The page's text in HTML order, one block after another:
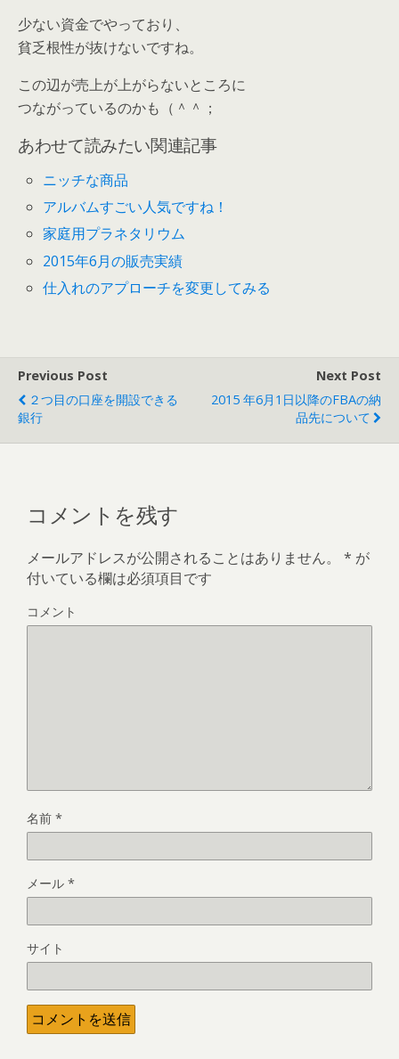
少ない資金でやっており、
貧乏根性が抜けないですね。
この辺が売上が上がらないところに
つながっているのかも（＾＾；
あわせて読みたい関連記事
ニッチな商品
アルバムすごい人気ですね！
家庭用プラネタリウム
2015年6月の販売実績
仕入れのアプローチを変更してみる
Previous Post
２つ目の口座を開設できる
銀行
Next Post
2015 年6月1日以降のFBAの納
品先について
コメントを残す
メールアドレスが公開されることはありません。 * が
付いている欄は必須項目です
コメント
名前 *
メール *
サイト